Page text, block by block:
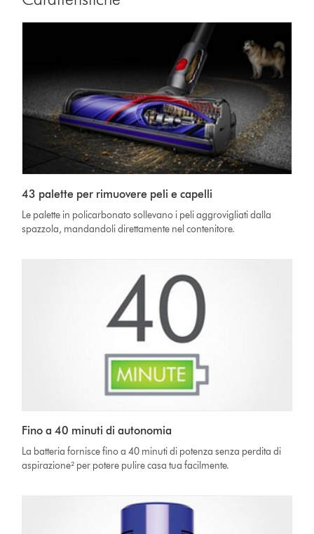
43 palette per rimuovere peli e capelli
Le palette in policarbonato sollevano i peli aggrovigliati dalla
spazzola, mandandoli direttamente nel contenitore.
Fino a 40 minuti di autonomia
La batteria fornisce fino a 40 minuti di potenza senza perdita di
aspirazione² per potere pulire casa tua facilmente.